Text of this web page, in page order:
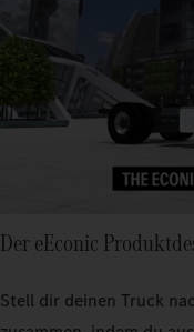
Der eEconic
Stell dir deinen Truck